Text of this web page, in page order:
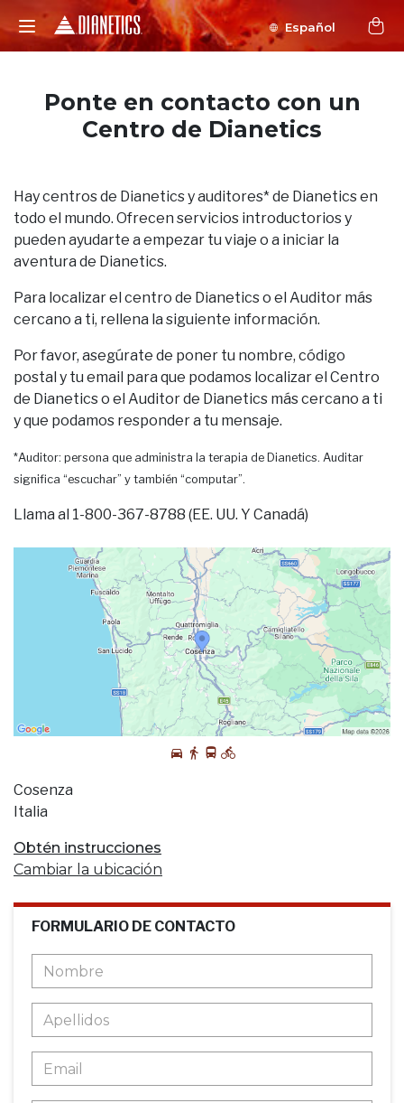
Español
Ponte en contacto con un
Centro de Dianetics
Hay centros de Dianetics y auditores* de Dianetics en
todo el mundo. Ofrecen servicios introductorios y
pueden ayudarte a empezar tu viaje o a iniciar la
aventura de Dianetics.
Para localizar el centro de Dianetics o el Auditor más
cercano a ti, rellena la siguiente información.
Por favor, asegúrate de poner tu nombre, código
postal y tu email para que podamos localizar el Centro
de Dianetics o el Auditor de Dianetics más cercano a ti
y que podamos responder a tu mensaje.
*Auditor: persona que administra la terapia de Dianetics. Auditar
significa “escuchar” y también “computar”.
Llama al 1-800-367-8788 (EE. UU. Y Canadá)
Cosenza
Italia
Obtén instrucciones
Cambiar la ubicación
FORMULARIO DE CONTACTO